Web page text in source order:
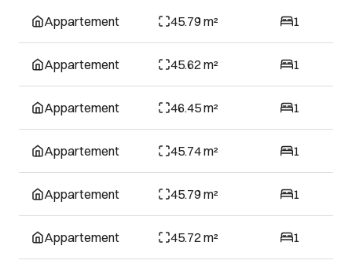
Appartement 45.79 m² 1
Appartement 45.62 m² 1
Appartement 46.45 m² 1
Appartement 45.74 m² 1
Appartement 45.79 m² 1
Appartement 45.72 m² 1